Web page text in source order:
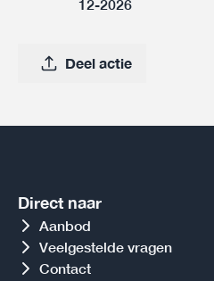
12-2026
Deel actie
Direct naar
Aanbod
Veelgestelde vragen
Contact